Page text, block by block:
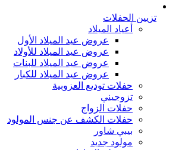
تزيين الحفلات
أعياد الميلاد
عروض عيد الميلاد الأول
عروض عيد الميلاد للأولاد
عروض عيد الميلاد للبنات
عروض عيد الميلاد للكبار
حفلات توديع العزوبية
تزوجيني
حفلات الزواج
حفلات الكشف عن جنس المولود
بيبي شاور
مولود جديد